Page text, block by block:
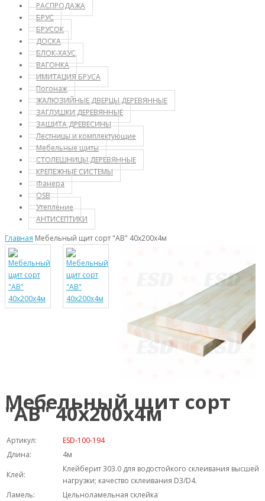
РАСПРОДАЖА
БРУС
БРУСОК
ДОСКА
БЛОК-ХАУС
ВАГОНКА
ИМИТАЦИЯ БРУСА
Погонаж
ЖАЛЮЗИЙНЫЕ ДВЕРЦЫ ДЕРЕВЯННЫЕ
ЗАГЛУШКИ ДЕРЕВЯННЫЕ
ЗАЩИТА ДРЕВЕСИНЫ
Лестницы и комплектующие
Мебельные щиты
СТОЛЕШНИЦЫ ДЕРЕВЯННЫЕ
КРЕПЕЖНЫЕ СИСТЕМЫ
Фанера
OSB
Утепление
АНТИСЕПТИКИ
Главная Мебельный щит сорт "АВ" 40х200х4м
Мебельный щит сорт
"АВ" 40х200х4м
Артикул:
ESD-100-194
Длина:
4м
Клей:
Клейберит 303.0 для водостойкого склеивания высшей
нагрузки; качество склеивания D3/D4.
Ламель:
Цельноламельная склейка